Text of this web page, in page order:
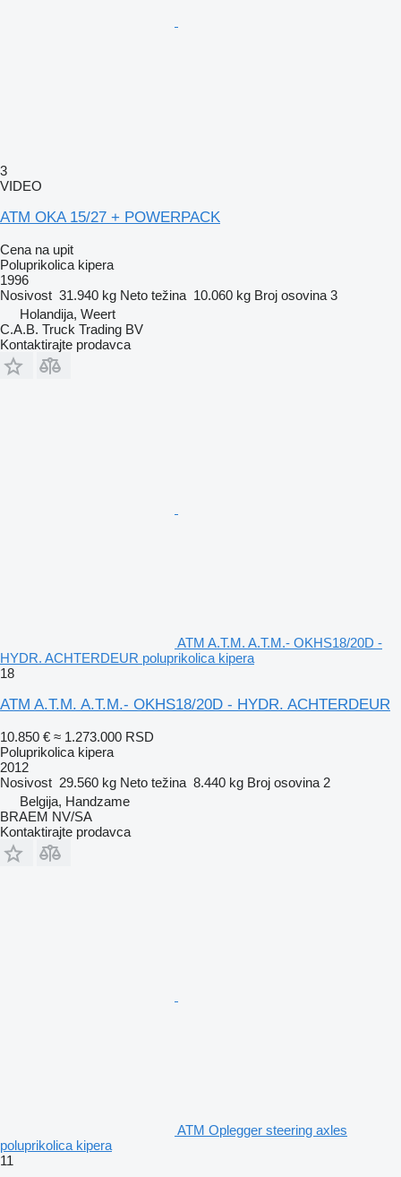
3
VIDEO
ATM OKA 15/27 + POWERPACK
Cena na upit
Poluprikolica kipera
1996
Nosivost 31.940 kg Neto težina 10.060 kg Broj osovina 3
Holandija, Weert
C.A.B. Truck Trading BV
Kontaktirajte prodavca
ATM A.T.M. A.T.M.- OKHS18/20D -
HYDR. ACHTERDEUR poluprikolica kipera
18
ATM A.T.M. A.T.M.- OKHS18/20D - HYDR. ACHTERDEUR
10.850 € ≈ 1.273.000 RSD
Poluprikolica kipera
2012
Nosivost 29.560 kg Neto težina 8.440 kg Broj osovina 2
Belgija, Handzame
BRAEM NV/SA
Kontaktirajte prodavca
ATM Oplegger steering axles
poluprikolica kipera
11